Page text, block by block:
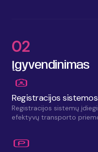
02
Įgyvendinimas
Registracijos sistemos
Registracijos sistemų
efektyvų transporto